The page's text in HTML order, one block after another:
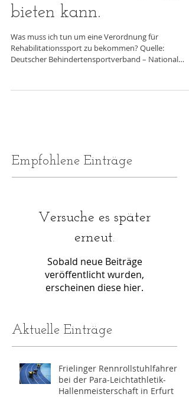
bieten kann.
Was muss ich tun um eine Verordnung für
Rehabilitationssport zu bekommen? Quelle:
Deutscher Behindertensportverband – National
Empfohlene Einträge
Versuche es später
erneut.
Sobald neue Beiträge
veröffentlicht wurden,
erscheinen diese hier.
Aktuelle Einträge
Frielinger Rennrollstuhlfahrer
bei der Para-Leichtathletik-
Hallenmeisterschaft in Erfurt